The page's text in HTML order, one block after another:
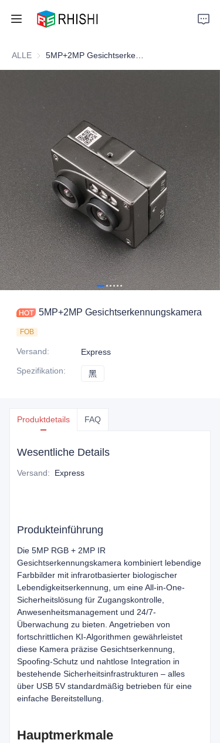
ALLE
5MP+2MP Gesichtserkennungskamera
FOB
Versand:
Express
Spezifikation: 黑
Produktdetails FAQ
Wesentliche Details
Versand: Express
Produkteinführung
Die 5MP RGB + 2MP IR
Gesichtserkennungskamera kombiniert lebendige
Farbbilder mit infrarotbasierter biologischer
Lebendigkeitserkennung, um eine All-in-One-
Sicherheitslösung für Zugangskontrolle,
Anwesenheitsmanagement und 24/7-
Überwachung zu bieten. Angetrieben von
fortschrittlichen KI-Algorithmen gewährleistet
diese Kamera präzise Gesichtserkennung,
Spoofing-Schutz und nahtlose Integration in
bestehende Sicherheitsinfrastrukturen – alles
über USB 5V standardmäßig betrieben für eine
einfache Bereitstellung.
Hauptmerkmale
Home
Support